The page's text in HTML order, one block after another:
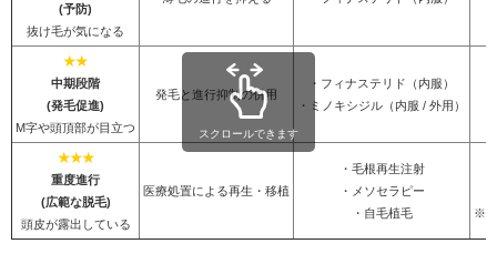
(予防)
抜け毛が気になる
★★
中期段階
(発毛促進)
M字や頭頂部が目立つ
発毛と進行抑制の併用
・フィナステリド（内服）
・ミノキシジル（内服 / 外用）
★★★
重度進行
(広範な脱毛)
頭皮が露出している
医療処置による再生・移植
・毛根再生注射
・メソセラピー
・自毛植毛
※施
スクロールできます